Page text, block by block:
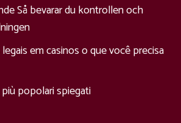
Så bevarar du kontrollen och
em casinos o que você precisa
popolari spiegati